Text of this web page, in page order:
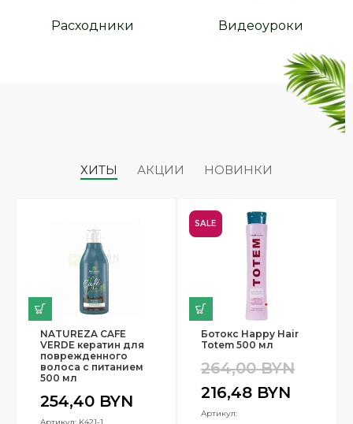
Расходники Видеоуроки
ХИТЫ АКЦИИ НОВИНКИ
NATUREZA CAFE
VERDE кератин для
поврежденного
волоса с питанием
500 мл
254,40 BYN
SALE
Ботокс Happy Hair
Totem 500 мл
264,00BYN
216,48 BYN
Артикул: